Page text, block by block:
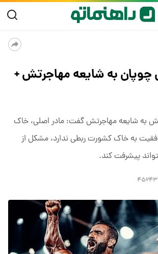
به شایعه مهاجرتش +
به شایعه مهاجرتش گفت: مادر اصلی، خاک
به خاک کشورت ربطی ندارد، مشکل از
پیشرفت کند.